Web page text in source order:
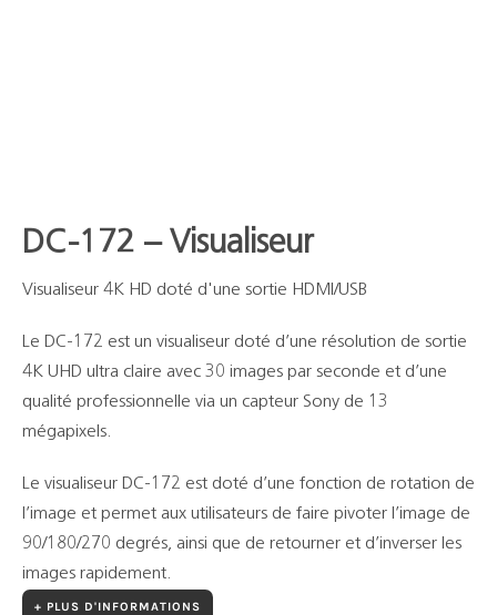
DC-172 – Visualiseur
Visualiseur 4K HD doté d'une sortie HDMI/USB
Le DC-172 est un visualiseur doté d’une résolution de sortie
4K UHD ultra claire avec 30 images par seconde et d’une
qualité professionnelle via un capteur Sony de 13
mégapixels.
Le visualiseur DC-172 est doté d’une fonction de rotation de
l’image et permet aux utilisateurs de faire pivoter l’image de
90/180/270 degrés, ainsi que de retourner et d’inverser les
images rapidement.
+ PLUS D'INFORMATIONS